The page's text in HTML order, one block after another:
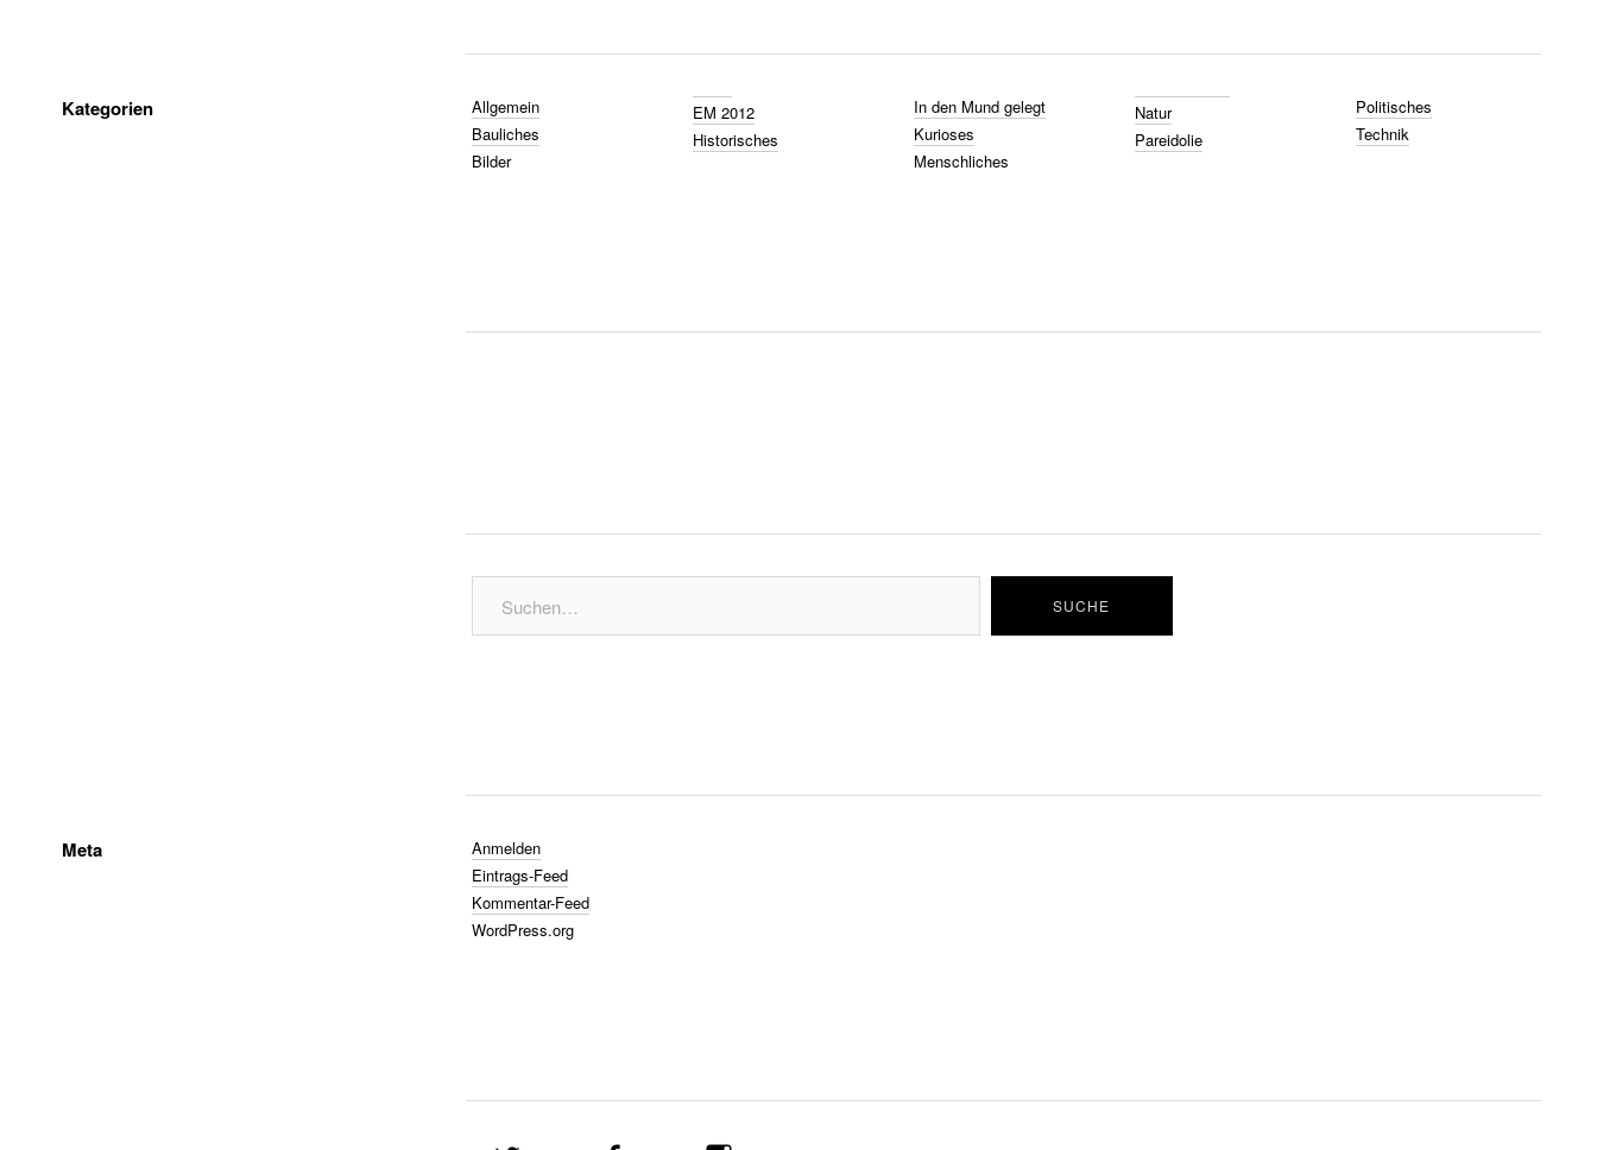
Kategorien
Allgemein
Bauliches
Bilder
EM 2012
Historisches
In den Mund gelegt
Kurioses
Menschliches
Natur
Pareidolie
Politisches
Technik
Meta
Anmelden
Eintrags-Feed
Kommentar-Feed
WordPress.org